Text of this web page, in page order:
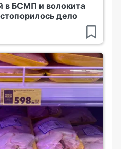
в БСМП и волокита
дело